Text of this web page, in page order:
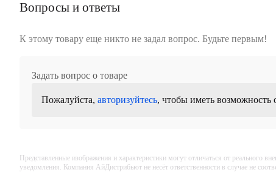
Вопросы и ответы
К этому товару еще никто не задал вопрос. Будьте первым!
Задать вопрос о товаре
Пожалуйста, авторизуйтесь, чтобы иметь возможность
Представленные изображения и характеристики могут отличаться от реального
уведомления. Компания АйДистрибьют не несёт ответственности в случае не